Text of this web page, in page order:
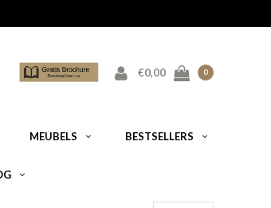
€0,00 0
MEUBELS BESTSELLERS